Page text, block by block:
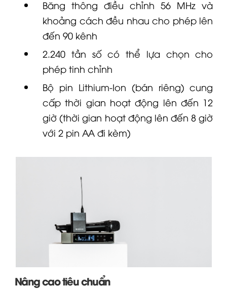
Băng thông điều chỉnh 56 MHz và
khoảng cách đều nhau cho phép lên
đến 90 kênh
2.240 tần số có thể lựa chọn cho
phép tinh chỉnh
Bộ pin Lithium-Ion (bán riêng) cung
cấp thời gian hoạt động lên đến 12
giờ (thời gian hoạt động lên đến 8 giờ
với 2 pin AA đi kèm)
Nâng cao tiêu chuẩn